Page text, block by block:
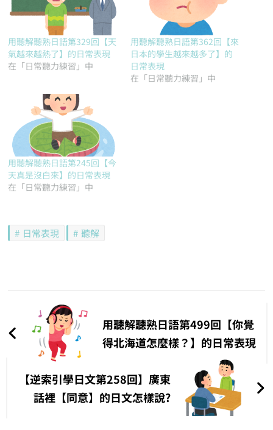
用聽解聽熟日語第329回【天
氣越來越熱了】的日常表現
在「日常聽力練習」中
用聽解聽熟日語第362回【來
日本的學生越來越多了】的
日常表現
在「日常聽力練習」中
用聽解聽熟日語第245回【今
天真是沒白來】的日常表現
在「日常聽力練習」中
日常表現 聽解
章
導
覽
用聽解聽熟日語第499回【你覺
得北海道怎麼樣？】的日常表現
【逆索引學日文第258回】廣東
話裡【同意】的日文怎樣說?